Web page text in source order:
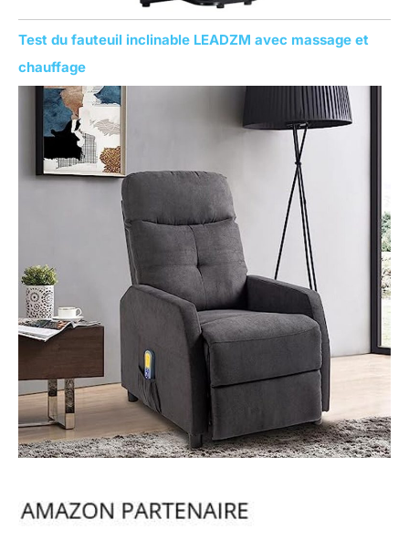
Test du fauteuil inclinable LEADZM avec massage et
chauffage